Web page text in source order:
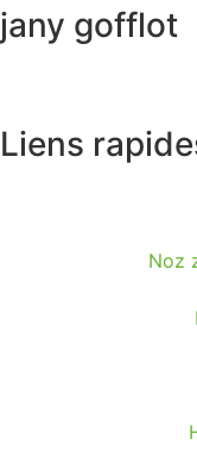
jany gofflot
Liens
Noz